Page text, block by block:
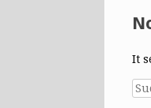
It